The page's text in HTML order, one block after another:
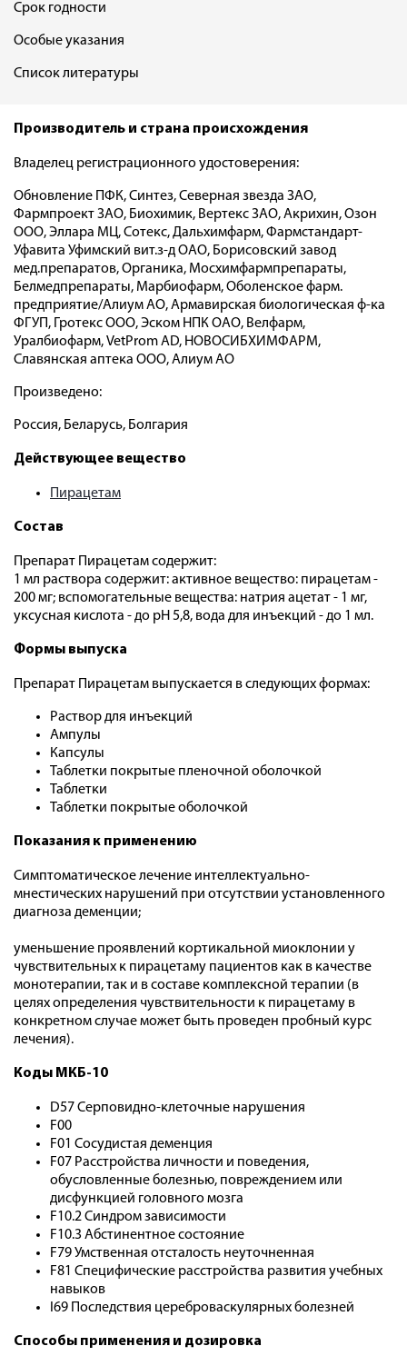
Срок годности
Особые указания
Список литературы
Производитель и страна происхождения
Владелец регистрационного удостоверения:
Обновление ПФК, Синтез, Северная звезда ЗАО,
Фармпроект ЗАО, Биохимик, Вертекс ЗАО, Акрихин, Озон
ООО, Эллара МЦ, Сотекс, Дальхимфарм, Фармстандарт-
Уфавита Уфимский вит.з-д ОАО, Борисовский завод
мед.препаратов, Органика, Мосхимфармпрепараты,
Белмедпрепараты, Марбиофарм, Оболенское фарм.
предприятие/Алиум АО, Армавирская биологическая ф-ка
ФГУП, Гротекс ООО, Эском НПК ОАО, Велфарм,
Уралбиофарм, VetProm AD, НОВОСИБХИМФАРМ,
Славянская аптека ООО, Алиум АО
Произведено:
Россия, Беларусь, Болгария
Действующее вещество
Пирацетам
Состав
Препарат Пирацетам содержит:
1 мл раствора содержит: активное вещество: пирацетам -
200 мг; вспомогательные вещества: натрия ацетат - 1 мг,
уксусная кислота - до pH 5,8, вода для инъекций - до 1 мл.
Формы выпуска
Препарат Пирацетам выпускается в следующих формах:
Раствор для инъекций
Ампулы
Капсулы
Таблетки покрытые пленочной оболочкой
Таблетки
Таблетки покрытые оболочкой
Показания к применению
Симптоматическое лечение интеллектуально-
мнестических нарушений при отсутствии установленного
диагноза деменции;
уменьшение проявлений кортикальной миоклонии у
чувствительных к пирацетаму пациентов как в качестве
монотерапии, так и в составе комплексной терапии (в
целях определения чувствительности к пирацетаму в
конкретном случае может быть проведен пробный курс
лечения).
Коды МКБ-10
D57 Серповидно-клеточные нарушения
F00
F01 Сосудистая деменция
F07 Расстройства личности и поведения,
обусловленные болезнью, повреждением или
дисфункцией головного мозга
F10.2 Синдром зависимости
F10.3 Абстинентное состояние
F79 Умственная отсталость неуточненная
F81 Специфические расстройства развития учебных
навыков
I69 Последствия цереброваскулярных болезней
Способы применения и дозировка